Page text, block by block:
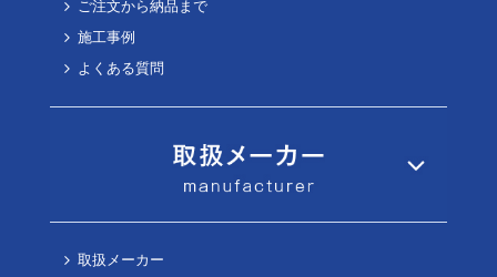
ご注文から納品まで
施工事例
よくある質問
取扱メーカー